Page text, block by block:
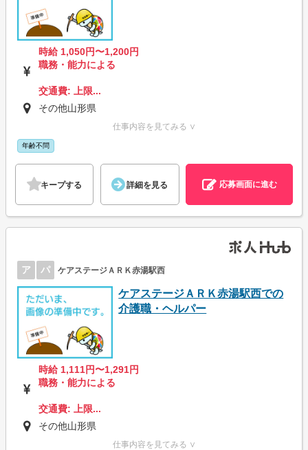
時給 1,050円〜1,200円
職務・能力による
交通費: 上限...
その他山形県
仕事内容を見てみる ∨
年齢不問
キープする 詳細を見る 応募画面に進む
ア パ ケアステージＡＲＫ赤湯駅西
ケアステージＡＲＫ赤湯駅西での
介護職・ヘルパー
時給 1,111円〜1,291円
職務・能力による
交通費: 上限...
その他山形県
仕事内容を見てみる ∨